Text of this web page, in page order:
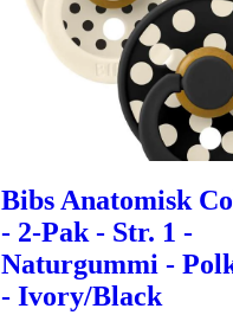
Bibs Anatomisk
- 2-Pak - Str. 1 -
Naturgummi -
- Ivory/Black